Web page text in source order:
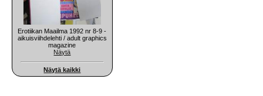
Erotiikan Maailma 1992 nr 8-9 -
aikuisviihdelehti / adult graphics
magazine
Näytä
Näytä kaikki